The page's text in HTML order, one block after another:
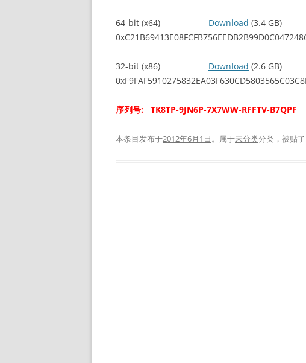
64-bit (x64) Download (3.4 GB)
32-bit (x86) Download (2.6 GB)
序列号: TK8TP-9JN6P-7X7WW-RFFTV-B7QPF
本条目发布于2012年6月1日。属于未分类分类，被贴了